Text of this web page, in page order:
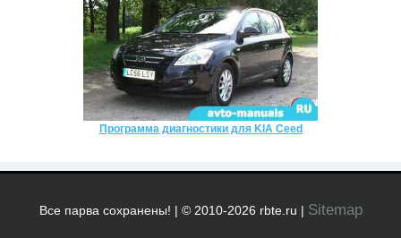
Программа диагностики для KIA Ceed
Все парва сохранены! | © 2010-2026 rbte.ru | Sitemap